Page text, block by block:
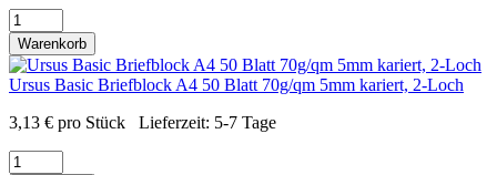
Warenkorb
Ursus Basic Briefblock A4 50 Blatt 70g/qm 5mm kariert, 2-Loch
3,13 € pro Stück Lieferzeit: 5-7 Tage